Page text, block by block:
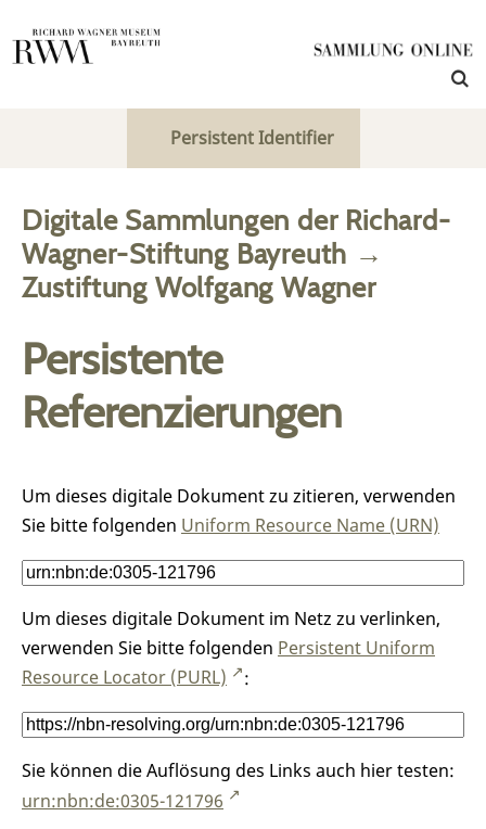
Persistent Identifier
Digitale Sammlungen der Richard-
Wagner-Stiftung Bayreuth →
Zustiftung Wolfgang Wagner
Persistente
Referenzierungen
Um dieses digitale Dokument zu zitieren, verwenden
Sie bitte folgenden Uniform Resource Name (URN)
Um dieses digitale Dokument im Netz zu verlinken,
verwenden Sie bitte folgenden Persistent Uniform
Resource Locator (PURL)
:
Sie können die Auflösung des Links auch hier testen:
urn:nbn:de:0305-121796